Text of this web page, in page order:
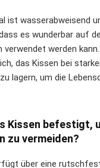
ist wasserabweisend
es wunderbar auf
verwendet werden
das Kissen bei
lagern, um die
Kissen befestigt,
zu vermeiden?
über eine